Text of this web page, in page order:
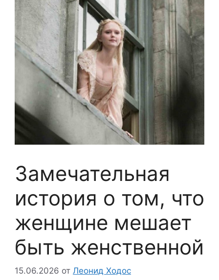
Замечательная
история о том, что
женщине мешает
быть женственной
15.06.2026 от Леонид Ходос